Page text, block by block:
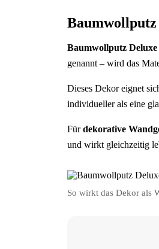
Baumwollputz Deluxe
genannt – wird das
Dieses Dekor eignet
individueller als eine
Fürdekorative
und wirkt gleichzeitig
So wirkt das Dekor als